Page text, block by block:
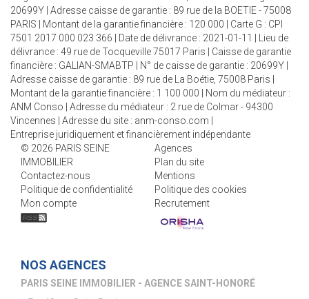
20699Y | Adresse caisse de garantie : 89 rue de la BOETIE - 75008
PARIS | Montant de la garantie financière : 120 000 | Carte G : CPI
7501 2017 000 023 366 | Date de délivrance : 2021-01-11 | Lieu de
délivrance : 49 rue de Tocqueville 75017 Paris | Caisse de garantie
financière : GALIAN-SMABTP | N° de caisse de garantie : 20699Y |
Adresse caisse de garantie : 89 rue de La Boétie, 75008 Paris |
Montant de la garantie financière : 1 100 000 | Nom du médiateur :
ANM Conso | Adresse du médiateur : 2 rue de Colmar - 94300
Vincennes | Adresse du site : anm-conso.com
Entreprise juridiquement et financièrement indépendante
© 2026 PARIS SEINE
IMMOBILIER
Agences
Plan du site
Contactez-nous
Mentions
Politique de confidentialité
Politique des cookies
Mon compte
Recrutement
NOS AGENCES
PARIS SEINE IMMOBILIER - AGENCE SÈVRES-VANEAU